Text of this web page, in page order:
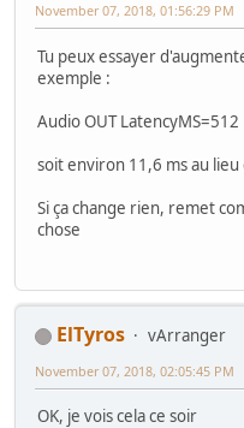
November 07, 2018, 01:56:29 PM
Tu peux essayer
exemple :
Audio OUT LatencyMS=512
soit environ 11,6 ms au lieu
Si ça change rien, remet
chose
ElTyros
vArranger
November 07, 2018, 02:05:45 PM
OK, je vois cela ce soir